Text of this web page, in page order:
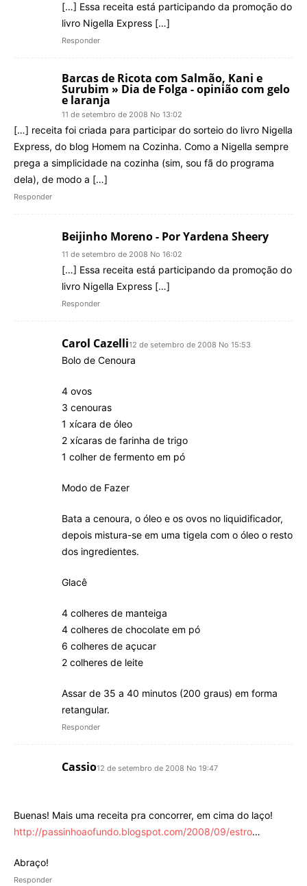
[…] Essa receita está participando da promoção do
livro Nigella Express […]
Responder
Barcas de Ricota com Salmão, Kani e
Surubim » Dia de Folga - opinião com gelo
e laranja
11 de setembro de 2008 No 13:02
[…] receita foi criada para participar do sorteio do livro Nigella
Express, do blog Homem na Cozinha. Como a Nigella sempre
prega a simplicidade na cozinha (sim, sou fã do programa
dela), de modo a […]
Responder
Beijinho Moreno - Por Yardena Sheery
11 de setembro de 2008 No 16:02
[…] Essa receita está participando da promoção do
livro Nigella Express […]
Responder
Carol Cazelli12 de setembro de 2008 No 15:53
Bolo de Cenoura
4 ovos
3 cenouras
1 xícara de óleo
2 xícaras de farinha de trigo
1 colher de fermento em pó
Modo de Fazer
Bata a cenoura, o óleo e os ovos no liquidificador,
depois mistura-se em uma tigela com o óleo o resto
dos ingredientes.
Glacê
4 colheres de manteiga
4 colheres de chocolate em pó
6 colheres de açucar
2 colheres de leite
Assar de 35 a 40 minutos (200 graus) em forma
retangular.
Responder
Cassio12 de setembro de 2008 No 19:47
Buenas! Mais uma receita pra concorrer, em cima do laço!
http://passinhoaofundo.blogspot.com/2008/09/estro…
Abraço!
Responder